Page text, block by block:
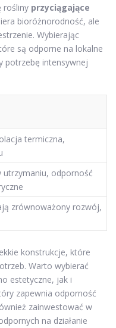
rośliny przyciągające
bioróżnorodność, ale
Wybierając
są odporne na lokalne
potrzebę intensywnej
termiczna,
utrzymaniu, odporność
zrównoważony rozwój,
konstrukcje, które
Warto wybierać
estetyczne, jak i
zapewnia odporność
zainwestować w
na działanie